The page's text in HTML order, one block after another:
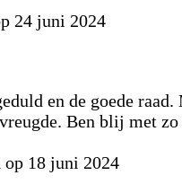
24 juni 2024
en de goede
Ben blij met
op 18 juni 2024